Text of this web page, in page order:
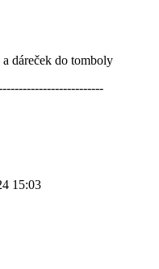
a dáreček do tomboly
15:03